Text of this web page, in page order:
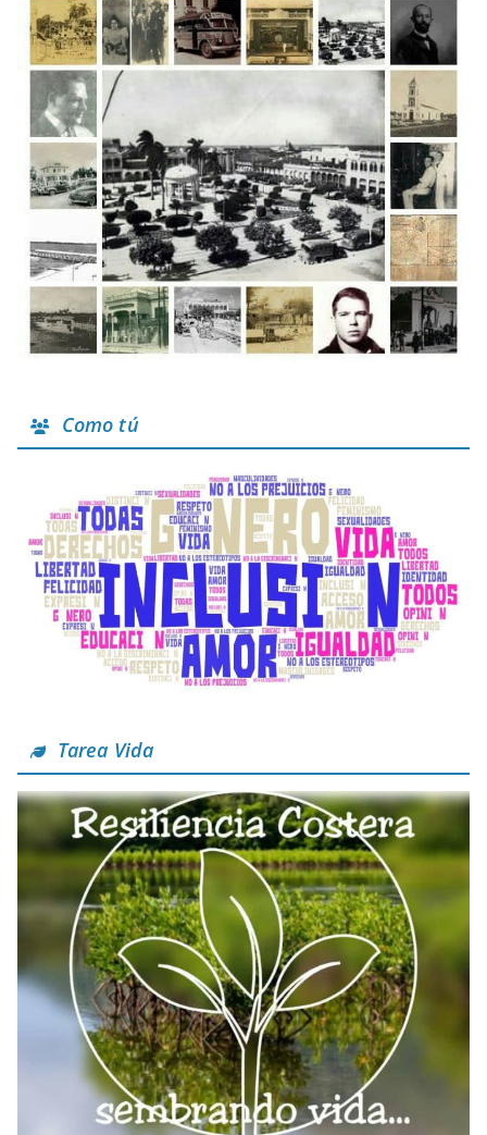
Como tú
Tarea Vida